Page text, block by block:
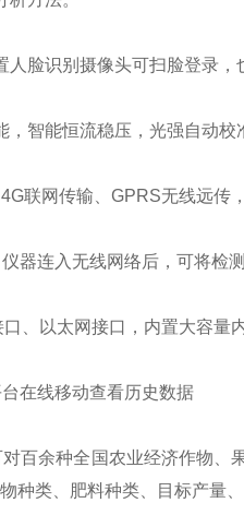
识别摄像头可扫脸登录，
智能恒流稳压，光强自动校
网传输、GPRS无线远传
连入无线网络后，可将检
以太网接口，内置大容量
在线移动查看历史数据
余种全国农业经济作物、
种类、肥料种类、目标产量